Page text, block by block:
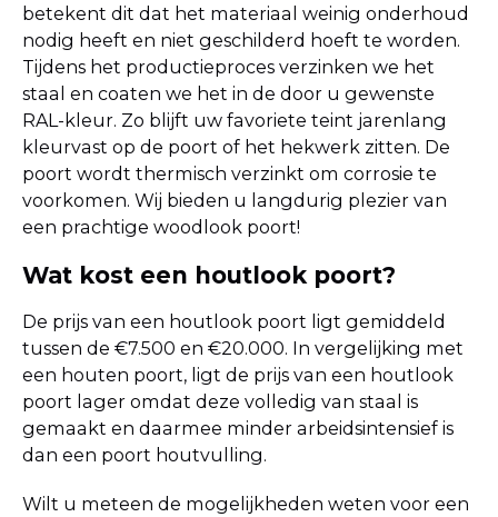
betekent dit dat het materiaal weinig onderhoud
nodig heeft en niet geschilderd hoeft te worden.
Tijdens het productieproces verzinken we het
staal en coaten we het in de door u gewenste
RAL-kleur. Zo blijft uw favoriete teint jarenlang
kleurvast op de poort of het hekwerk zitten. De
poort wordt thermisch verzinkt om corrosie te
voorkomen. Wij bieden u langdurig plezier van
een prachtige woodlook poort!
Wat kost een houtlook poort?
De prijs van een houtlook poort ligt gemiddeld
tussen de €7.500 en €20.000. In vergelijking met
een houten poort, ligt de prijs van een houtlook
poort lager omdat deze volledig van staal is
gemaakt en daarmee minder arbeidsintensief is
dan een poort houtvulling.
Wilt u meteen de mogelijkheden weten voor een